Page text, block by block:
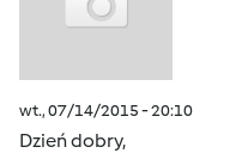
wt., 07/14/2015 - 20:10
Dzień dobry,